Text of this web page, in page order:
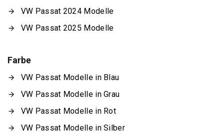
VW Passat 2024 Modelle
VW Passat 2025 Modelle
Farbe
VW Passat Modelle in Blau
VW Passat Modelle in Grau
VW Passat Modelle in Rot
VW Passat Modelle in Silber